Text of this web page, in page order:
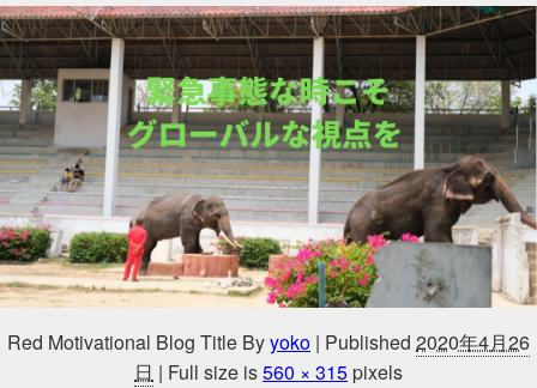
Red Motivational Blog Title Byyoko | Published 2020年4月26
日 | Full size is560 × 315 pixels